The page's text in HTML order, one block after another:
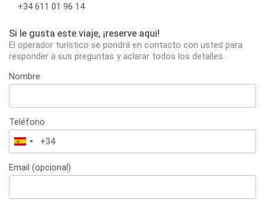
+34 611 01 96 14
Si le gusta este viaje, ¡reserve aqui!
El operador turístico se pondrá en contacto con usted para
responder a sus preguntas y aclarar todos los detalles.
Nombre
Teléfono
España
+34
Email (opcional)